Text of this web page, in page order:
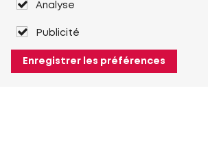
Analyse
Publicité
Enregistrer les préférences